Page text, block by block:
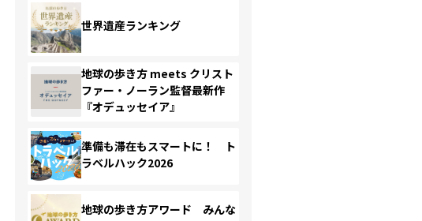
世界遺産ランキング
地球の歩き方 meets クリスト
ファー・ノーラン監督最新作
『オデュッセイア』
準備も滞在もスマートに！ ト
ラベルハック2026
地球の歩き方アワード みんな